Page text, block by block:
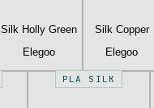
Silk Holly Green
Elegoo
Silk Copper
Elegoo
PLA SILK